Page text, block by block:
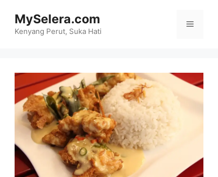
content
MySelera.com
Kenyang Perut, Suka Hati
Menu